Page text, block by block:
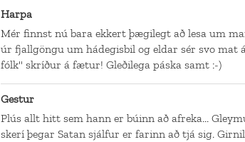
Harpa
Mér finnst nú bara ekkert þægilegt að lesa um
úr fjallgöngu um hádegisbil og eldar sér svo mat
fólk" skríður á fætur! Gleðilega páska samt :-)
Gestur
Plús allt hitt sem hann er búinn að afreka...
skerí þegar Satan sjálfur er farinn að tjá sig.